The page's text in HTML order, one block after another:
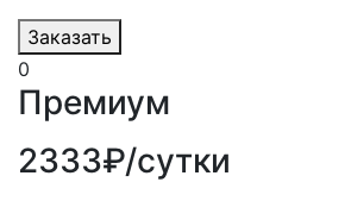
Заказать
0
Премиум
2333₽/сутки